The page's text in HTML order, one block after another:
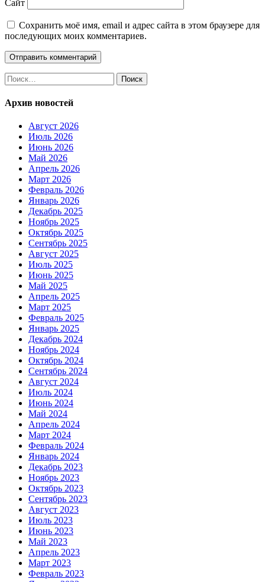
Сайт
Сохранить моё имя, email и адрес сайта в этом браузере для
последующих моих комментариев.
Найти:
Архив новостей
Август 2026
Июль 2026
Июнь 2026
Май 2026
Апрель 2026
Март 2026
Февраль 2026
Январь 2026
Декабрь 2025
Ноябрь 2025
Октябрь 2025
Сентябрь 2025
Август 2025
Июль 2025
Июнь 2025
Май 2025
Апрель 2025
Март 2025
Февраль 2025
Январь 2025
Декабрь 2024
Ноябрь 2024
Октябрь 2024
Сентябрь 2024
Август 2024
Июль 2024
Июнь 2024
Май 2024
Апрель 2024
Март 2024
Февраль 2024
Январь 2024
Декабрь 2023
Ноябрь 2023
Октябрь 2023
Сентябрь 2023
Август 2023
Июль 2023
Июнь 2023
Май 2023
Апрель 2023
Март 2023
Февраль 2023